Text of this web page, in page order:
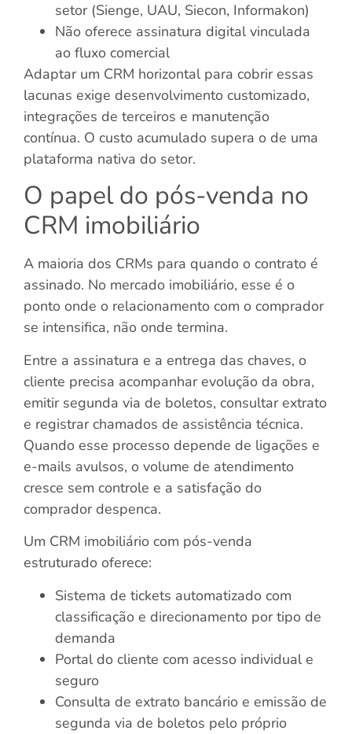
setor (Sienge, UAU, Siecon, Informakon)
Não oferece assinatura digital vinculada
ao fluxo comercial
Adaptar um CRM horizontal para cobrir essas
lacunas exige desenvolvimento customizado,
integrações de terceiros e manutenção
contínua. O custo acumulado supera o de uma
plataforma nativa do setor.
O papel do pós-venda no
CRM imobiliário
A maioria dos CRMs para quando o contrato é
assinado. No mercado imobiliário, esse é o
ponto onde o relacionamento com o comprador
se intensifica, não onde termina.
Entre a assinatura e a entrega das chaves, o
cliente precisa acompanhar evolução da obra,
emitir segunda via de boletos, consultar extrato
e registrar chamados de assistência técnica.
Quando esse processo depende de ligações e
e-mails avulsos, o volume de atendimento
cresce sem controle e a satisfação do
comprador despenca.
Um CRM imobiliário com pós-venda
estruturado oferece:
Sistema de tickets automatizado com
classificação e direcionamento por tipo de
demanda
Portal do cliente com acesso individual e
seguro
Consulta de extrato bancário e emissão de
segunda via de boletos pelo próprio